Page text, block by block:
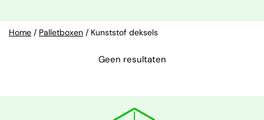
Home / Palletboxen / Kunststof deksels
Geen resultaten